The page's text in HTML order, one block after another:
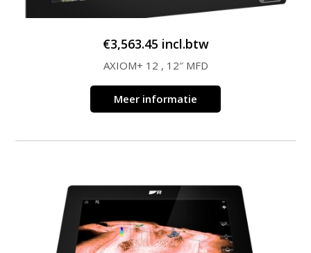
€3,563.45 incl.btw
AXIOM+ 12 , 12″ MFD
Meer informatie